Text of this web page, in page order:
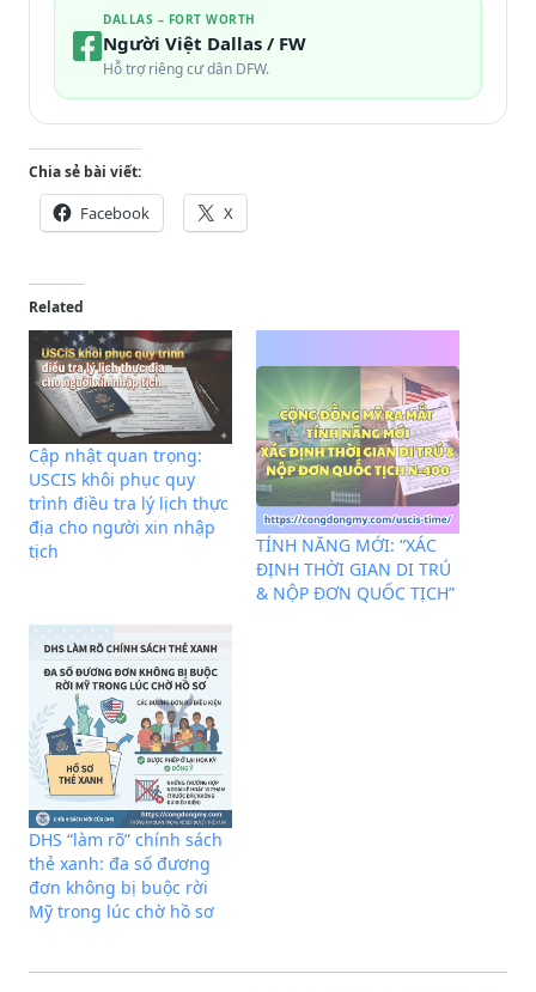
DALLAS – FORT WORTH
Người Việt Dallas / FW
Hỗ trợ riêng cư dân DFW.
Chia sẻ bài viết:
Facebook X
Related
Cập nhật quan trọng:
USCIS khôi phục quy
trình điều tra lý lịch thực
địa cho người xin nhập
tịch
TÍNH NĂNG MỚI: “XÁC
ĐỊNH THỜI GIAN DI TRÚ
& NỘP ĐƠN QUỐC TỊCH”
DHS “làm rõ” chính sách
thẻ xanh: đa số đương
đơn không bị buộc rời
Mỹ trong lúc chờ hồ sơ